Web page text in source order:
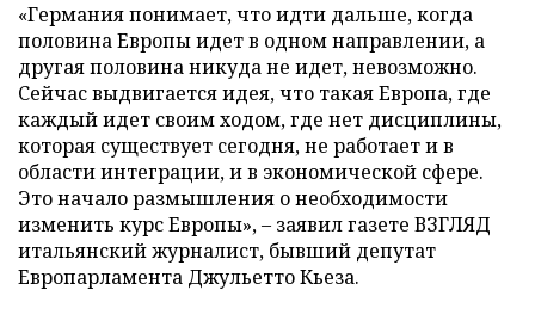
«Германия понимает, что идти дальше, когда
половина Европы идет в одном направлении, а
другая половина никуда не идет, невозможно.
Сейчас выдвигается идея, что такая Европа, где
каждый идет своим ходом, где нет дисциплины,
которая существует сегодня, не работает и в
области интеграции, и в экономической сфере.
Это начало размышления о необходимости
изменить курс Европы», – заявил газете ВЗГЛЯД
итальянский журналист, бывший депутат
Европарламента Джульетто Кьеза.